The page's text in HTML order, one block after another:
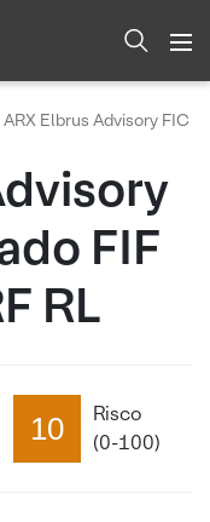
ARX Elbrus Advisory FIC
FIF
RL
10
Risco
(0-100)